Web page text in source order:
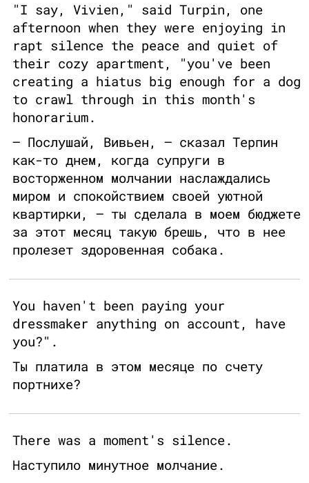
"I say, Vivien," said Turpin, one
afternoon when they were enjoying in
rapt silence the peace and quiet of
their cozy apartment, "you've been
creating a hiatus big enough for a dog
to crawl through in this month's
honorarium.
— Послушай, Вивьен, — сказал Терпин
как-то днем, когда супруги в
восторженном молчании наслаждались
миром и спокойствием своей уютной
квартирки, — ты сделала в моем бюджете
за этот месяц такую брешь, что в нее
пролезет здоровенная собака.
You haven't been paying your
dressmaker anything on account, have
you?".
Ты платила в этом месяце по счету
портнихе?
There was a moment's silence.
Наступило минутное молчание.